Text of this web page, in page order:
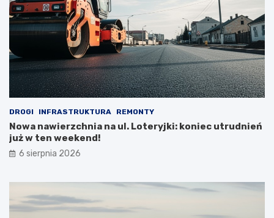
DROGI INFRASTRUKTURA REMONTY
Nowa nawierzchnia na ul. Loteryjki: koniec utrudnień
już w ten weekend!
6 sierpnia 2026